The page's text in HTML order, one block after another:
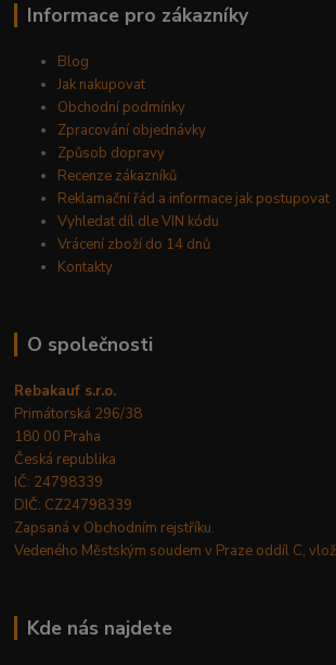
Informace pro zákazníky
Blog
Jak nakupovat
Obchodní podmínky
Zpracování objednávky
Způsob dopravy
Recenze zákazníků
Reklamační řád a informace jak postupovat
Vyhledat díl dle VIN kódu
Vrácení zboží do 14 dnů
Kontakty
O společnosti
Rebakauf s.r.o.
Primátorská 296/38
180 00 Praha
Česká republika
IČ: 24798339
DIČ: CZ24798339
Zapsaná v Obchodním rejstříku.
Vedeného Městským soudem v Praze oddíl C,
Kde nás najdete